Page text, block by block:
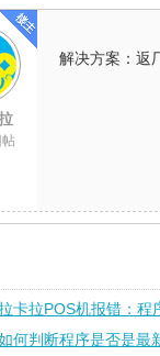
帖
解决方案：返
卡拉POS机报错：程
何判断程序是否是最